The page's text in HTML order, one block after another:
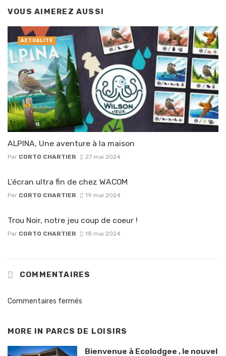
VOUS AIMEREZ AUSSI
ALPINA, Une aventure à la maison
Par CORTO CHARTIER 27 mai 2024
ACTUALITÉ
L’écran ultra fin de chez WACOM
Par CORTO CHARTIER 19 mai 2024
Trou Noir, notre jeu coup de coeur !
Par CORTO CHARTIER 18 mai 2024
COMMENTAIRES
Commentaires fermés
MORE IN PARCS DE LOISIRS
Bienvenue à Ecolodgee , le nouvel